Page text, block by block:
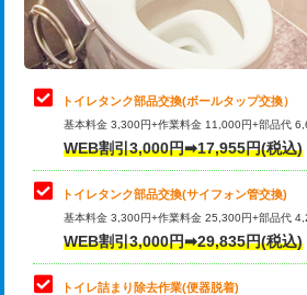
トイレタンク部品交換(ボールタップ交換）
基本料金 3,300円+作業料金 11,000円+部品代
WEB割引3,000円➡17,955円(税込)
トイレタンク部品交換(サイフォン管交換)
基本料金 3,300円+作業料金 25,300円+部品代
WEB割引3,000円➡29,835円(税込)
トイレ詰まり除去作業(便器脱着)